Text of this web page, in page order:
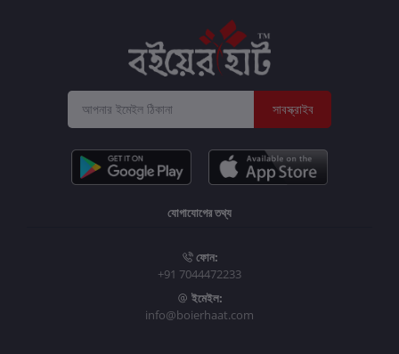
সাবস্ক্রাইব
যোগাযোগের তথ্য
ফোন:
+91 7044472233
ইমেইল:
info@boierhaat.com